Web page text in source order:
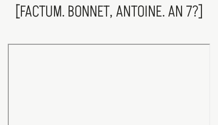
[FACTUM. BONNET, ANTOINE. AN 7?]